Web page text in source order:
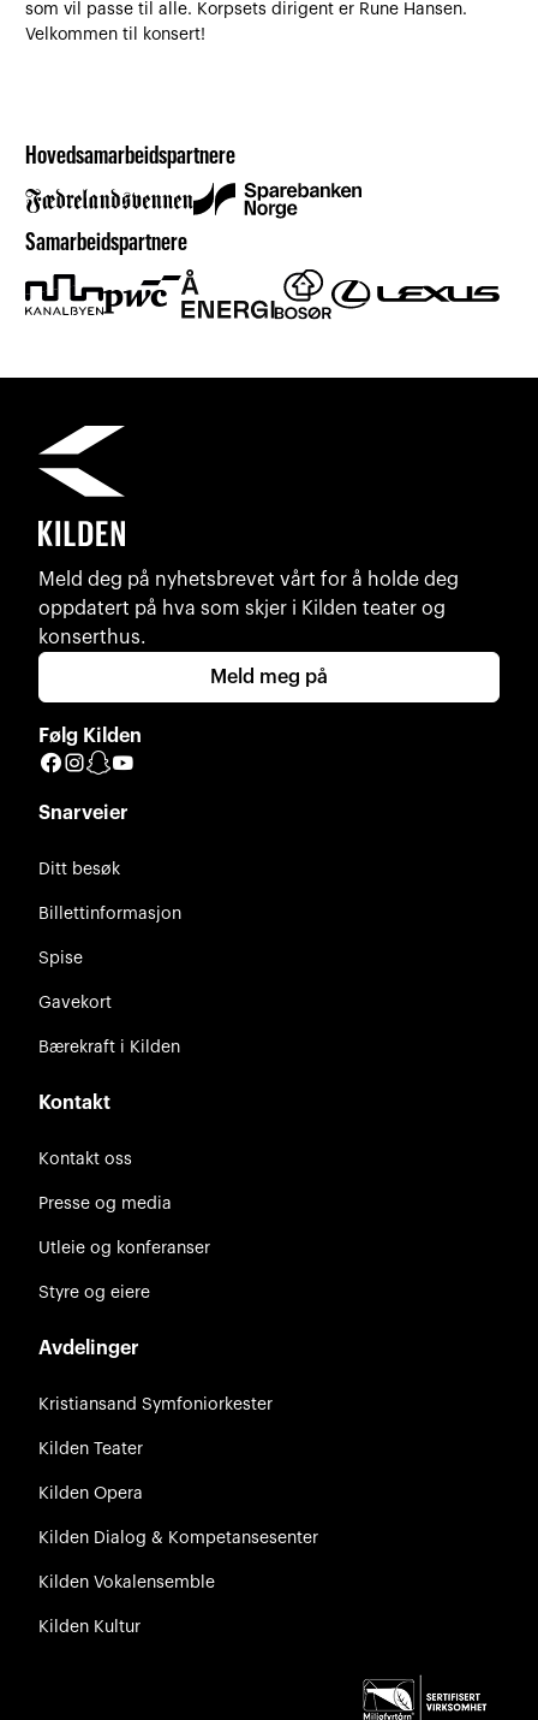
som vil passe til alle. Korpsets dirigent er Rune Hansen.
Velkommen til konsert!
Hovedsamarbeidspartnere
Samarbeidspartnere
Meld deg på nyhetsbrevet vårt for å holde deg
oppdatert på hva som skjer i Kilden teater og
konserthus.
Meld meg på
Følg Kilden
Facebook
Instagram
Snapchat
Snarveier
Ditt besøk
Billettinformasjon
Spise
Gavekort
Bærekraft i Kilden
Kontakt
Kontakt oss
Presse og media
Utleie og konferanser
Styre og eiere
Avdelinger
Kristiansand Symfoniorkester
Kilden Teater
Kilden Opera
Kilden Dialog & Kompetansesenter
Kilden Vokalensemble
Kilden Kultur